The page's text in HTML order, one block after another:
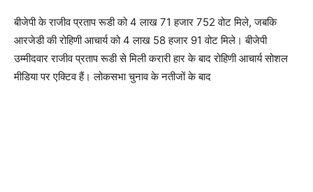
बीजेपी के राजीव प्रताप रूडी को 4 लाख 71 हजार 752 वोट मिले, जबकि
आरजेडी की रोहिणी आचार्य को 4 लाख 58 हजार 91 वोट मिले। बीजेपी
उम्मीदवार राजीव प्रताप रूडी से मिली करारी हार के बाद रोहिणी आचार्य सोशल
मीडिया पर एक्टिव हैं। लोकसभा चुनाव के नतीजों के बाद